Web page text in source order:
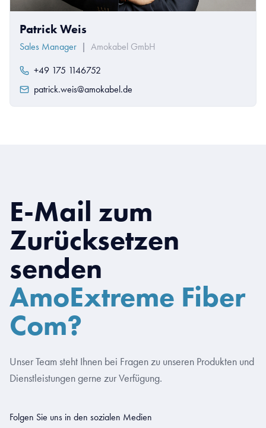
Patrick Weis
Sales Manager | Amokabel GmbH
+49 175 1146752
patrick.weis@amokabel.de
E-Mail zum
Zurücksetzen
senden
AmoExtreme Fiber
Com?
Unser Team steht Ihnen bei Fragen zu unseren Produkten und
Dienstleistungen gerne zur Verfügung.
Folgen Sie uns in den sozialen Medien